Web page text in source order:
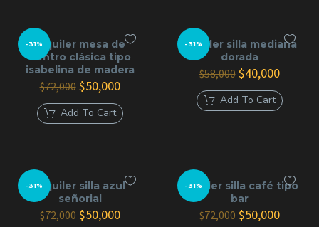
-31%Alquiler mesa de
centro clásica tipo
isabelina de madera
$72,000 El
precio
original
era:
$50,000El
actual
es:
Add To Cart
-31%
Alquiler silla mediana
dorada
$58,000 El
precio
original
era:
$40,000El
actual
es:
Add To Cart
-31%Alquiler silla azul
señorial
$72,000 El
$50,000El
-31%
Alquiler silla café tipo
bar
$72,000 El
$50,000El